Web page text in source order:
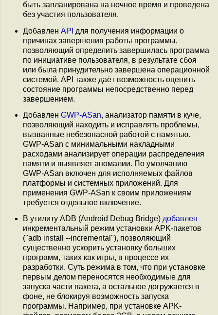
быть запланирована на ночное время и проведена
без участия пользователя.
Добавлен API для получения информации о
причинах завершения работы программы,
позволяющий определить завершилась программа
по инициативе пользователя, в результате сбоя
или была принудительно завершена операционной
системой. API также даёт возможность оценить
состояние программы непосредственно перед
завершением.
Добавлен GWP-ASan, анализатор памяти в куче,
позволяющий находить и исправлять проблемы,
вызванные небезопасной работой с памятью.
GWP-ASan с минимальными накладными
расходами анализирует операции распределения
памяти и выявляет аномалии. По умолчанию
GWP-ASan включен для исполняемых файлов
платформы и системных приложений. Для
применения GWP-ASan к своим приложениям
требуется отдельное включение.
В утилиту ADB (Android Debug Bridge) добавлен
инкрементальный режим установки APK-пакетов
("adb install --incremental"), позволяющий
существенно ускорить установку больших
программ, таких как игры, в процессе их
разработки. Суть режима в том, что при установке
первым делом переносятся необходимые для
запуска части пакета, а остальное догружается в
фоне, не блокируя возможность запуска
программы. Например, при установке APK-